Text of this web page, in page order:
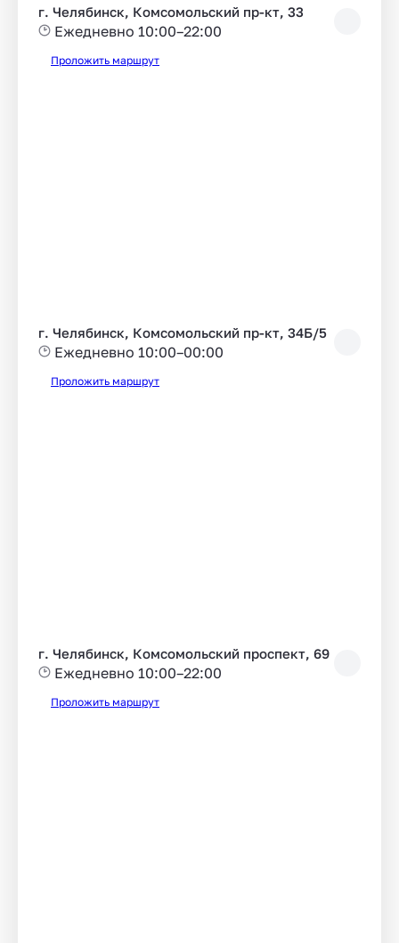
г. Челябинск, Комсомольский пр-кт, 33
Ежедневно 10:00–22:00
Проложить маршрут
г. Челябинск, Комсомольский пр-кт, 34Б/5
Ежедневно 10:00–00:00
Проложить маршрут
г. Челябинск, Комсомольский проспект, 69
Ежедневно 10:00–22:00
Проложить маршрут